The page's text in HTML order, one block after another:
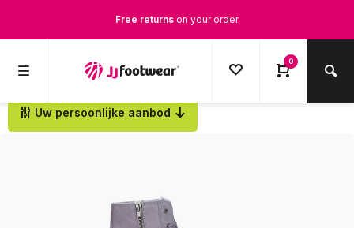
Free returns on your order
0
Uw persoonlijke aanbod
Back